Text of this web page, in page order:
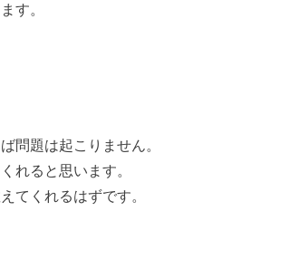
す。
問題は起こりません。
れると思います。
てくれるはずです。